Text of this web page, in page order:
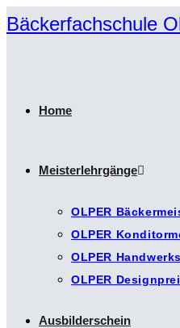
Zum
Bäckerfachschule
Home
Meisterlehrgänge
OLPER
OLPER
OLPER
OLPER
Ausbilderschein